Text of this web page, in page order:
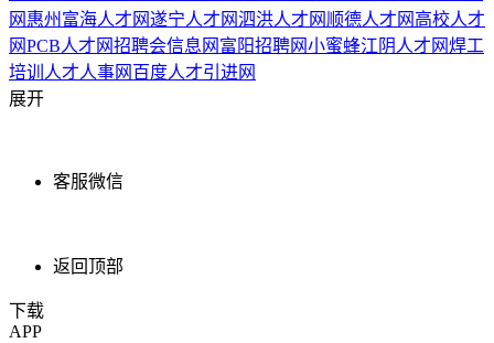
网 惠州富海人才网遂宁人才网泗洪人才网 顺德人才网 高校人才
网PCB人才网招聘会信息网 富阳招聘网小蜜蜂江阴人才网焊工
培训 人才人事网 百度人才引进网
展开
客服微信
返回顶部
下载
APP